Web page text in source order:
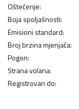
Oštećenje:
Boja spoljašnosti:
Emisioni standard:
Broj brzina mjenjača:
Pogon:
Strana volana:
Registrovan do: